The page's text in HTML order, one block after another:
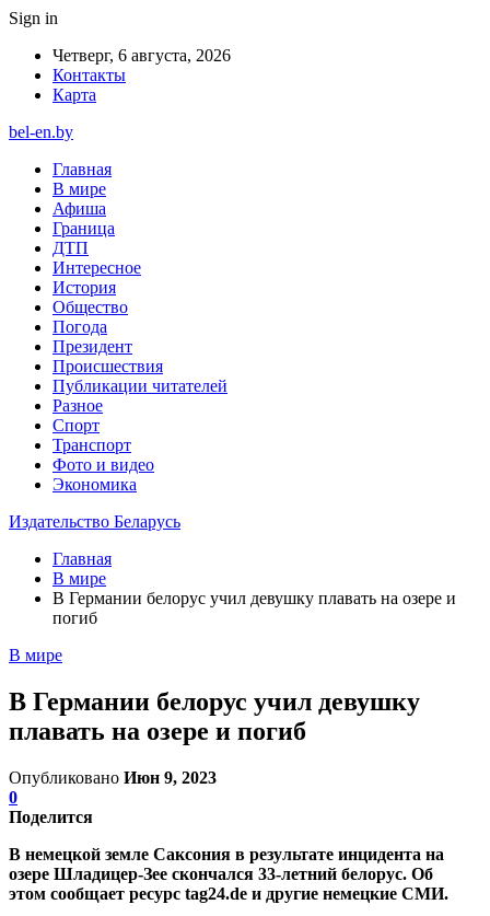
Sign in
Четверг, 6 августа, 2026
Контакты
Карта
bel-en.by
Главная
В мире
Афиша
Граница
ДТП
Интересное
История
Общество
Погода
Президент
Происшествия
Публикации читателей
Разное
Спорт
Транспорт
Фото и видео
Экономика
Издательство Беларусь
Главная
В мире
В Германии белорус учил девушку плавать на озере и
погиб
В мире
В Германии белорус учил девушку
плавать на озере и погиб
Опубликовано Июн 9, 2023
0
Поделится
В немецкой земле Саксония в результате инцидента на
озере Шладицер-Зее скончался 33-летний белорус. Об
этом сообщает ресурс tag24.de и другие немецкие СМИ.